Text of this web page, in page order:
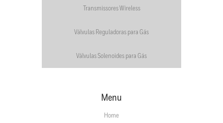
Transmissores Wireless
Válvulas Reguladoras para Gás
Válvulas Solenoides para Gás
Menu
Home